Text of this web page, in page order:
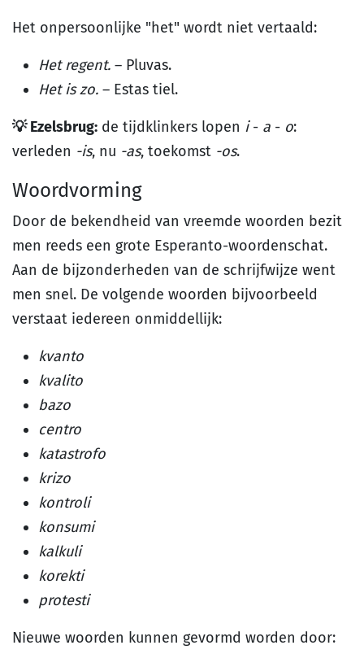
Het onpersoonlijke "het" wordt niet vertaald:
Het regent. – Pluvas.
Het is zo. – Estas tiel.
💡 Ezelsbrug: de tijdklinkers lopen i- a - o:
verleden -is, nu -as, toekomst -os.
Woordvorming
Door de bekendheid van vreemde woorden bezit
men reeds een grote Esperanto-woordenschat.
Aan de bijzonderheden van de schrijfwijze went
men snel. De volgende woorden bijvoorbeeld
verstaat iedereen onmiddellijk:
kvanto
kvalito
bazo
centro
katastrofo
krizo
kontroli
konsumi
kalkuli
korekti
protesti
Nieuwe woorden kunnen gevormd worden door: